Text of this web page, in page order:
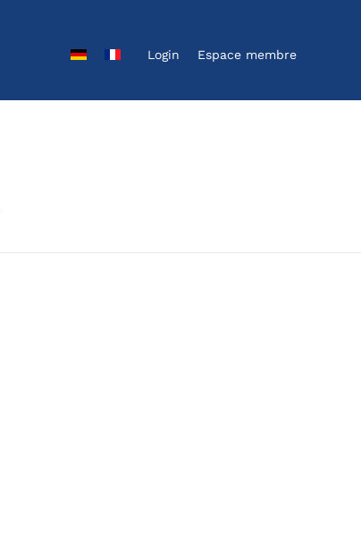
Login Espace membre